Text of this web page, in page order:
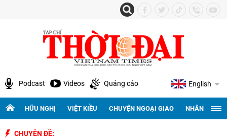
Podcast Videos Quảng cáo English
HỮU NGHỊ VIỆT KIỀU CHUYỆN NGOẠI GIAO NHÂN
CHUYÊN ĐỀ: